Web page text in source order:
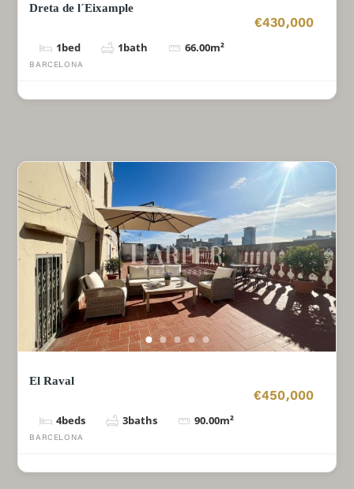
Dreta de l´Eixample
€430,000
1bed 1bath 66.00m²
BARCELONA
El Raval
€450,000
4beds 3baths 90.00m²
BARCELONA